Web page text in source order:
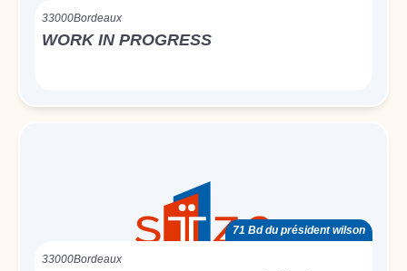
33000Bordeaux
WORK IN PROGRESS
71 Bd du président wilson
33000Bordeaux